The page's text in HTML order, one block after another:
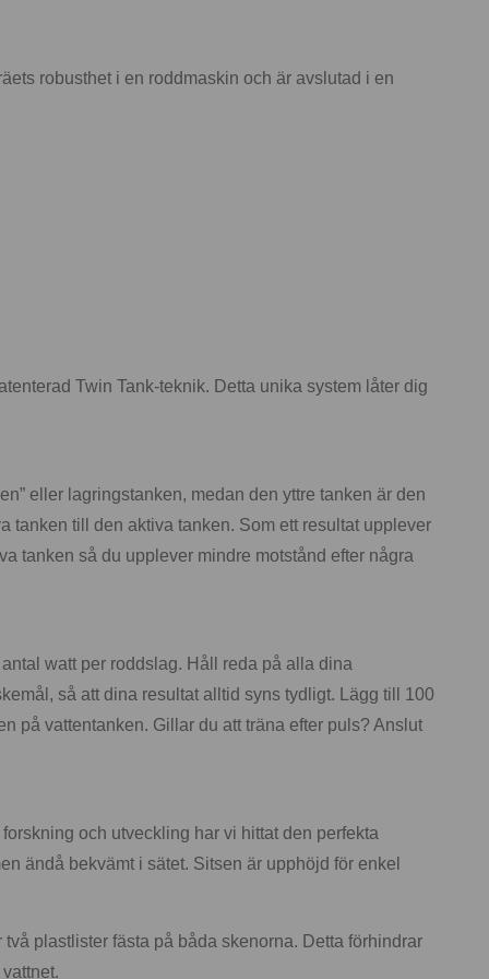
robusthet i en roddmaskin och är avslutad i en
Twin Tank-teknik. Detta unika system låter dig
eller lagringstanken, medan den yttre tanken är den
tanken till den aktiva tanken. Som ett resultat upplever
tanken så du upplever mindre motstånd efter några
watt per roddslag. Håll reda på alla dina
så att dina resultat alltid syns tydligt. Lägg till 100
på vattentanken. Gillar du att träna efter puls? Anslut
och utveckling har vi hittat den perfekta
ändå bekvämt i sätet. Sitsen är upphöjd för enkel
plastlister fästa på båda skenorna. Detta förhindrar